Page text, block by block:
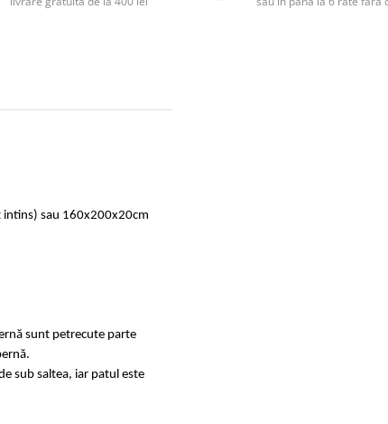
intins) sau 160x200x20cm
sunt petrecute parte
sub saltea, iar patul este